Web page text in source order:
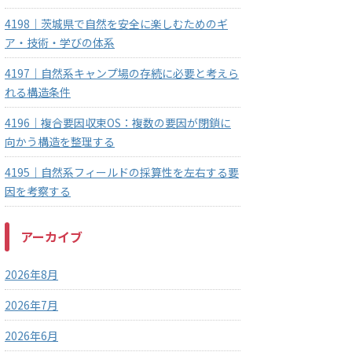
4198｜茨城県で自然を安全に楽しむためのギ
ア・技術・学びの体系
4197｜自然系キャンプ場の存続に必要と考えら
れる構造条件
4196｜複合要因収束OS：複数の要因が閉鎖に
向かう構造を整理する
4195｜自然系フィールドの採算性を左右する要
因を考察する
アーカイブ
2026年8月
2026年7月
2026年6月